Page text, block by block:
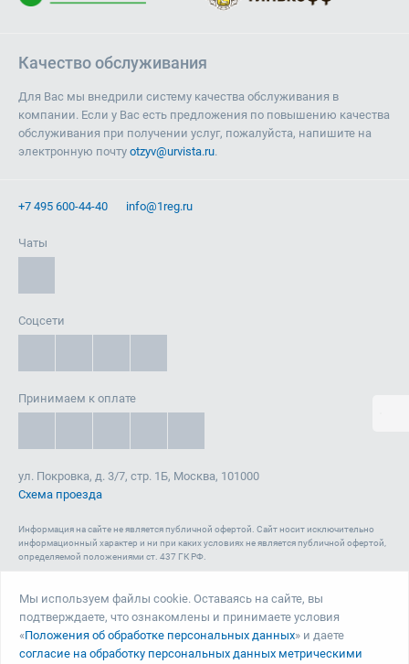
Качество обслуживания
Для Вас мы внедрили систему качества обслуживания в
компании. Если у Вас есть предложения по повышению качества
обслуживания при получении услуг, пожалуйста, напишите на
электронную почту otzyv@urvista.ru.
+7 495 600-44-40 info@1reg.ru
Чаты
Соцсети
Принимаем к оплате
ул. Покровка, д. 3/7, стр. 1Б, Москва, 101000
Схема проезда
Информация на сайте не является публичной офертой. Cайт носит исключительно
информационный характер и ни при каких условиях не является публичной офертой,
определяемой положениями ст. 437 ГК РФ.
(ОГРН: 1087746040140) , а также зарегистрирован в качестве СМИ. Запрещается
копирование (как для собственных нужд, так и с целью распространения) и любое
иное использование сайта, его элементов и материалов без письменного согласия
Мы используем файлы cookie. Оставаясь на сайте, вы
подтверждаете, что ознакомлены и принимаете условия
«Положения об обработке персональных данных» и даете
согласие на обработку персональных данных метрическими